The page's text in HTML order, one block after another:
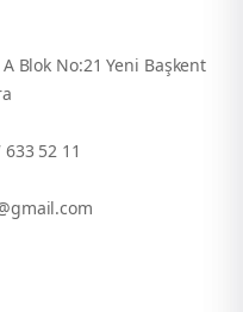
Blok No:21 Yeni Başkent
52 11